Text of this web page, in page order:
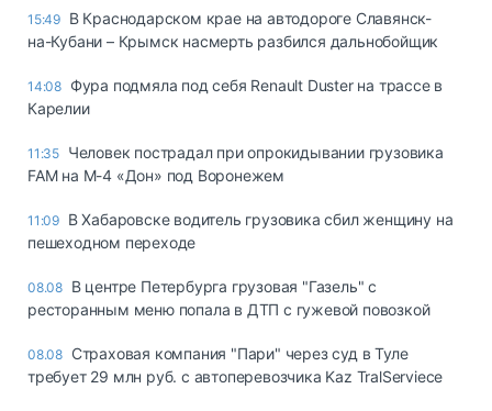
15:49 В Краснодарском крае на автодороге Славянск-
на-Кубани – Крымск насмерть разбился дальнобойщик
14:08 Фура подмяла под себя Renault Duster на трассе в
Карелии
11:35 Человек пострадал при опрокидывании грузовика
FAM на М-4 «Дон» под Воронежем
11:09 В Хабаровске водитель грузовика сбил женщину на
пешеходном переходе
08.08 В центре Петербурга грузовая "Газель" с
ресторанным меню попала в ДТП с гужевой повозкой
08.08 Страховая компания "Пари" через суд в Туле
требует 29 млн руб. с автоперевозчика Kaz TralServiece